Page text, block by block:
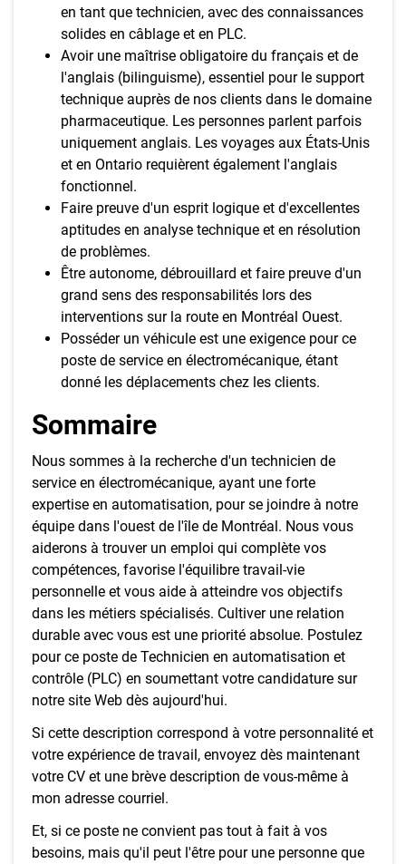
en tant que technicien, avec des connaissances
solides en câblage et en PLC.
Avoir une maîtrise obligatoire du français et de
l'anglais (bilinguisme), essentiel pour le support
technique auprès de nos clients dans le domaine
pharmaceutique. Les personnes parlent parfois
uniquement anglais. Les voyages aux États-Unis
et en Ontario requièrent également l'anglais
fonctionnel.
Faire preuve d'un esprit logique et d'excellentes
aptitudes en analyse technique et en résolution
de problèmes.
Être autonome, débrouillard et faire preuve d'un
grand sens des responsabilités lors des
interventions sur la route en Montréal Ouest.
Posséder un véhicule est une exigence pour ce
poste de service en électromécanique, étant
donné les déplacements chez les clients.
Sommaire
Nous sommes à la recherche d'un technicien de
service en électromécanique, ayant une forte
expertise en automatisation, pour se joindre à notre
équipe dans l'ouest de l'île de Montréal. Nous vous
aiderons à trouver un emploi qui complète vos
compétences, favorise l'équilibre travail-vie
personnelle et vous aide à atteindre vos objectifs
dans les métiers spécialisés. Cultiver une relation
durable avec vous est une priorité absolue. Postulez
pour ce poste de Technicien en automatisation et
contrôle (PLC) en soumettant votre candidature sur
notre site Web dès aujourd'hui.
Si cette description correspond à votre personnalité et
votre expérience de travail, envoyez dès maintenant
votre CV et une brève description de vous-même à
mon adresse courriel.
Et, si ce poste ne convient pas tout à fait à vos
besoins, mais qu'il peut l'être pour une personne que